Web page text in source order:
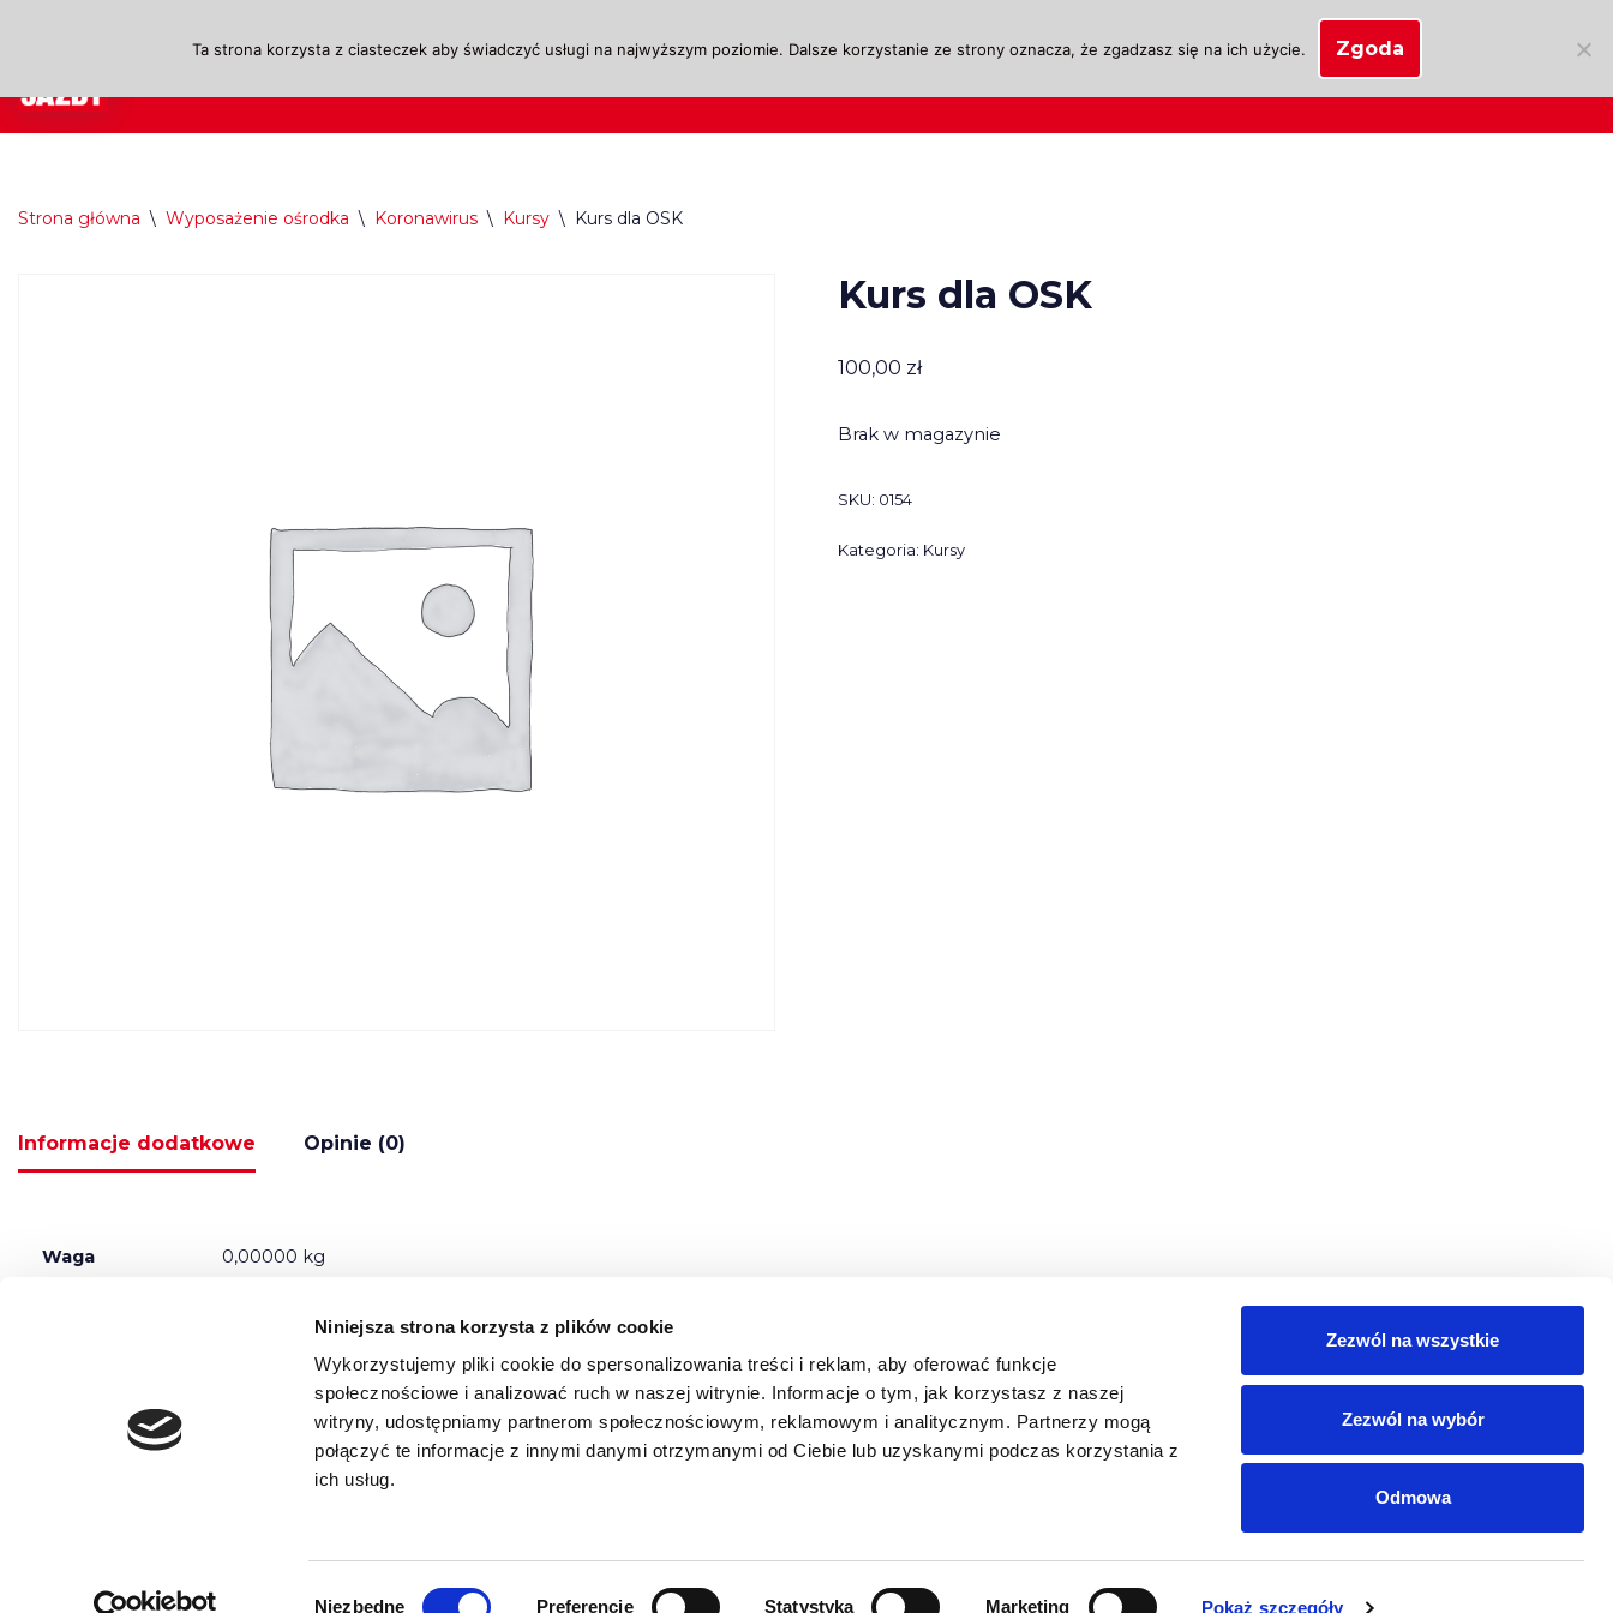
Niniejsza strona korzysta z plików cookie
Wykorzystujemy pliki cookie do spersonalizowania treści i reklam, aby oferować funkcje
społecznościowe i analizować ruch w naszej witrynie. Informacje o tym, jak korzystasz z naszej
witryny, udostępniamy partnerom społecznościowym, reklamowym i analitycznym. Partnerzy mogą
połączyć te informacje z innymi danymi otrzymanymi od Ciebie lub uzyskanymi podczas korzystania z
ich usług.
Niezbędne Preferencje Statystyka Marketing Pokaż szczegóły
Zezwól na wszystkie
Zezwól na wybór
Odmowa
do
treści
Strona główna \ Wyposażenie ośrodka \ Koronawirus \ Kursy \ Kurs dla OSK
Kurs dla OSK
100,00 zł
Brak w magazynie
SKU: 0154
Kategoria: Kursy
Informacje dodatkowe Opinie (0)
Waga 0,00000 kg
0,00000 × 0,00000 × 0,00000 cm
POLITYKA PRYWATNOŚCI MEDIÓW SPOŁECZNOŚCIOWYCH
| Powered byWordPress
Ta strona korzysta z ciasteczek aby świadczyć usługi na najwyższym poziomie. Dalsze korzystanie ze strony oznacza, że zgadzasz się na ich użycie. Zgoda